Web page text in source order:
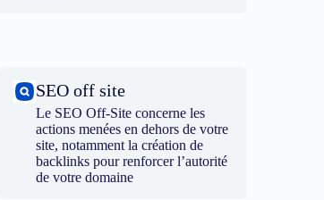
SEO off site
Le SEO Off-Site concerne les
actions menées en dehors de votre
site, notamment la création de
backlinks pour renforcer l’autorité
de votre domaine